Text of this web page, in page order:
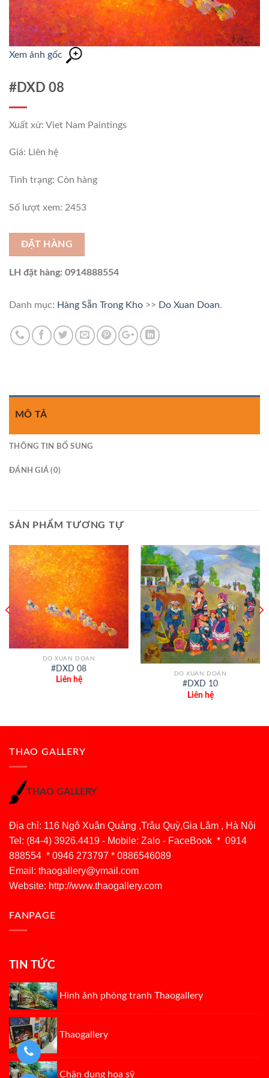
Xem ảnh gốc
#DXD 08
Xuất xứ: Viet Nam Paintings
Giá: Liên hệ
Tình trạng: Còn hàng
Số lượt xem: 2453
ĐẶT HÀNG
LH đặt hàng: 0914888554
Danh mục: Hàng Sẵn Trong Kho >> Do Xuan Doan.
MÔ TẢ
THÔNG TIN BỔ SUNG
ĐÁNH GIÁ (0)
SẢN PHẨM TƯƠNG TỰ
DO XUAN DOAN
#DXD 08
Liên hệ
DO XUAN DOAN
#DXD 10
Liên hệ
THAO GALLERY
THAO GALLERY
Địa chỉ: 116 Ngô Xuân Quảng ,Trâu Quỳ,Gia Lâm , Hà Nội
Tel: (84-4) 3926.4419 - Mobile: Zalo - FaceBook * 0914
888554 * 0946 273797 * 0886546089
Email: thaogallery@ymail.com
Website: http://www.thaogallery.com
FANPAGE
TIN TỨC
Hình ảnh phòng tranh Thaogallery
Thaogallery
Chân dung họa sỹ